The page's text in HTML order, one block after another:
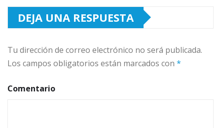
DEJA UNA RESPUESTA
Tu dirección de correo electrónico no será publicada.
Los campos obligatorios están marcados con *
Comentario